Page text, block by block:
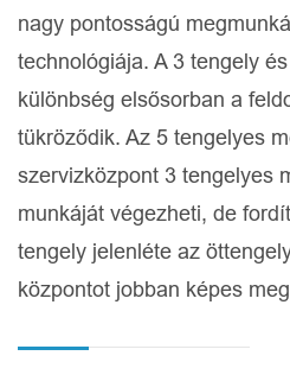
nagy pontosságú
technológiája. A 3 tengely
különbség elsősorban a
tükröződik. Az 5 tengelyes
szervizközpont 3 tengelyes
munkáját végezheti, de
tengely jelenléte az
központot jobban képes